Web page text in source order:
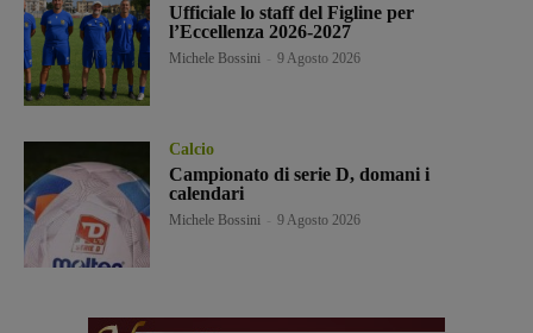
Ufficiale lo staff del Figline per
l’Eccellenza 2026-2027
Michele Bossini 9 Agosto 2026
Calcio
Campionato di serie D, domani i
calendari
Michele Bossini 9 Agosto 2026